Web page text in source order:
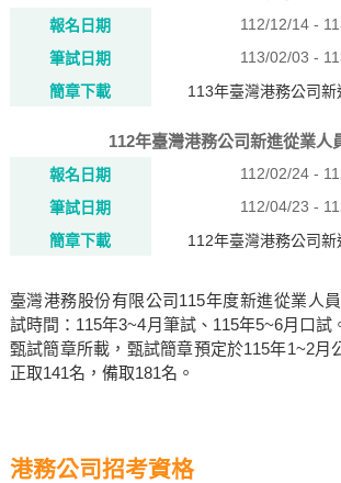
報名日期
112/12/14 -
筆試日期
113/02/03 -
簡章下載
113年臺灣港務公司
112年臺灣港務公司新進從業人
報名日期
112/02/24 -
筆試日期
112/04/23 -
簡章下載
112年臺灣港務公司
臺灣港務股份有限公司115年度新進從業人
試時間：115年3~4月筆試、115年5~6月口試
甄試簡章所載，甄試簡章預定於115年1~2月
正取141名，備取181名。
港務公司招考資格